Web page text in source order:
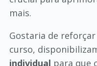
mais.
Gostaria de
curso,
individual para que